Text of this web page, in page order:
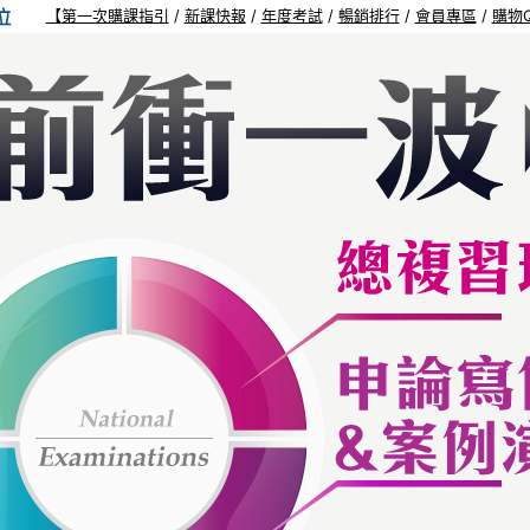
【第一次購課指引 / 新課快報 / 年度考試/ 暢銷排行/ 會員專區 / 購物